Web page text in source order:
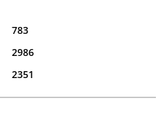
783
2986
2351